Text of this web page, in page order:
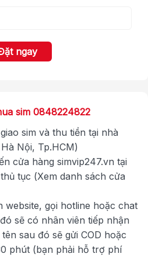
ngay
sim 0848224822
sim và thu tiền tại nhà
Nội, Tp.HCM)
cửa hàng simvip247.vn tại
tục (Xem danh sách cửa
website, gọi hotline hoặc chat
sẽ có nhân viên tiếp nhận
sau đó sẽ gửi COD hoặc
phút (bạn phải hỗ trợ phí